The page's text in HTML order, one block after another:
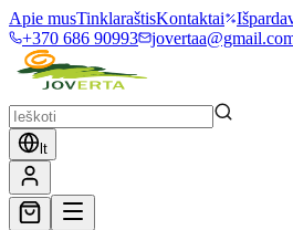
Apie musTinklaraštisKontaktai
+370 686 90993
lt